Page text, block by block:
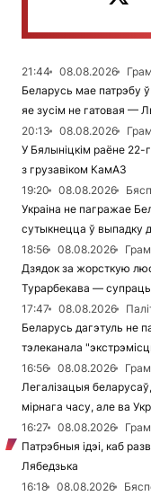
21:44 08.08.2026
Беларусь мае патрэбу ў
яе зусім не гатовая —
20:13
08.08.2026
У Бялыніцкім раёне 22-
з грузавіком КамАЗ
19:20
08.08.2026
Украіна не пагражае
сутыкнецца ў выпадку
18:56
08.08.2026
Дзядок за жорсткую
Турарбекава — супраць
17:47
08.08.2026
Беларусь дагэтуль не
тэлеканала
16:56
08.08.2026
Легалізацыя
мірнага часу, але ва
16:27
08.08.2026
Патрэбныя ідэі, каб
Лябедзька
16:18
08.08.2026